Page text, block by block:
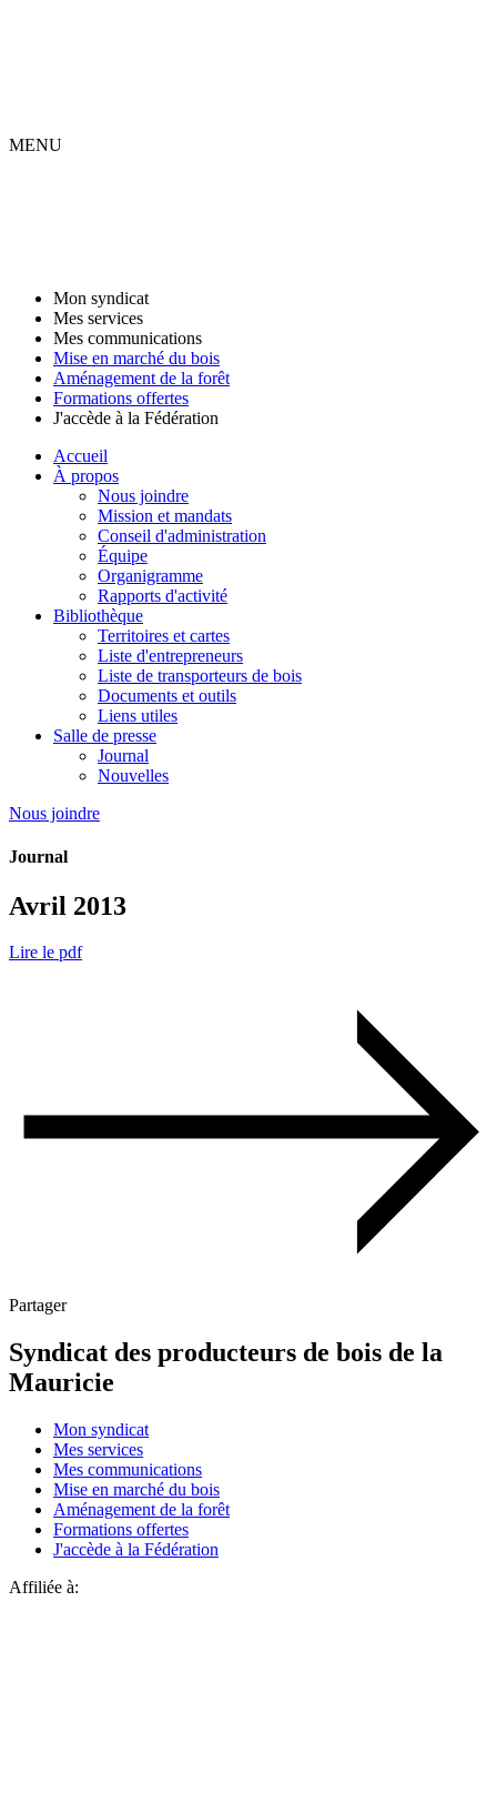
MENU
Mon syndicat
Mes services
Mes communications
Mise en marché du bois
Aménagement de la forêt
Formations offertes
J'accède à la Fédération
Accueil
À propos
Nous joindre
Mission et mandats
Conseil d'administration
Équipe
Organigramme
Rapports d'activité
Bibliothèque
Territoires et cartes
Liste d'entrepreneurs
Liste de transporteurs de bois
Documents et outils
Liens utiles
Salle de presse
Journal
Nouvelles
Nous joindre
Journal
Avril 2013
Lire le pdf
Partager
Syndicat des producteurs de bois de la
Mauricie
Mon syndicat
Mes services
Mes communications
Mise en marché du bois
Aménagement de la forêt
Formations offertes
J'accède à la Fédération
Affiliée à: